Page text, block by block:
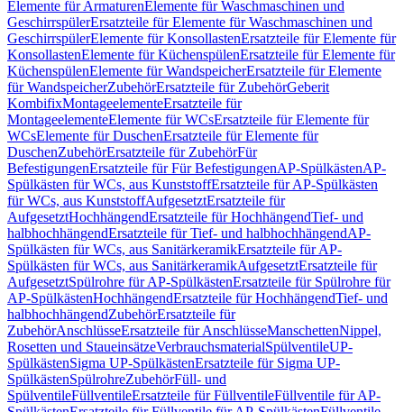
Elemente für ArmaturenElemente für Waschmaschinen und
GeschirrspülerErsatzteile für Elemente für Waschmaschinen und
GeschirrspülerElemente für KonsollastenErsatzteile für Elemente für
KonsollastenElemente für KüchenspülenErsatzteile für Elemente für
KüchenspülenElemente für WandspeicherErsatzteile für Elemente
für WandspeicherZubehörErsatzteile für ZubehörGeberit
KombifixMontageelementeErsatzteile für
MontageelementeElemente für WCsErsatzteile für Elemente für
WCsElemente für DuschenErsatzteile für Elemente für
DuschenZubehörErsatzteile für ZubehörFür
BefestigungenErsatzteile für Für BefestigungenAP-SpülkästenAP-
Spülkästen für WCs, aus KunststoffErsatzteile für AP-Spülkästen
für WCs, aus KunststoffAufgesetztErsatzteile für
AufgesetztHochhängendErsatzteile für HochhängendTief- und
halbhochhängendErsatzteile für Tief- und halbhochhängendAP-
Spülkästen für WCs, aus SanitärkeramikErsatzteile für AP-
Spülkästen für WCs, aus SanitärkeramikAufgesetztErsatzteile für
AufgesetztSpülrohre für AP-SpülkästenErsatzteile für Spülrohre für
AP-SpülkästenHochhängendErsatzteile für HochhängendTief- und
halbhochhängendZubehörErsatzteile für
ZubehörAnschlüsseErsatzteile für AnschlüsseManschettenNippel,
Rosetten und StaueinsätzeVerbrauchsmaterialSpülventileUP-
SpülkästenSigma UP-SpülkästenErsatzteile für Sigma UP-
SpülkästenSpülrohreZubehörFüll- und
SpülventileFüllventileErsatzteile für FüllventileFüllventile für AP-